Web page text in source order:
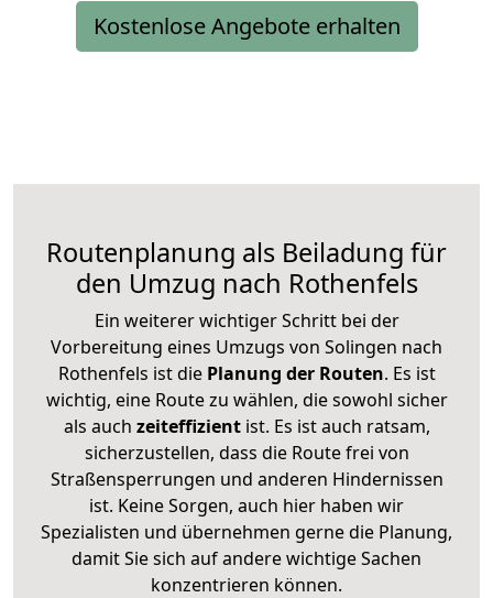
Kostenlose Angebote erhalten
Routenplanung als Beiladung für
den Umzug nach Rothenfels
Ein weiterer wichtiger Schritt bei der
Vorbereitung eines Umzugs von Solingen nach
Rothenfels ist diePlanung der Routen. Es ist
wichtig, eine Route zu wählen, die sowohl sicher
als auch zeiteffizientist. Es ist auch ratsam,
sicherzustellen, dass die Route frei von
Straßensperrungen und anderen Hindernissen
ist. Keine Sorgen, auch hier haben wir
Spezialisten und übernehmen gerne die Planung,
damit Sie sich auf andere wichtige Sachen
konzentrieren können.